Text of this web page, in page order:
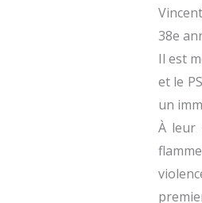
38e
Il est
et le
un
À leur